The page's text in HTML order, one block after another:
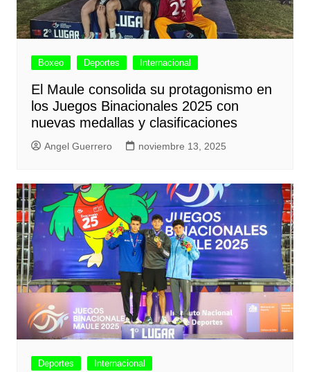
Boxeo Deportes Internacional
El Maule consolida su protagonismo en
los Juegos Binacionales 2025 con
nuevas medallas y clasificaciones
Angel Guerrero noviembre 13, 2025
Deportes Internacional